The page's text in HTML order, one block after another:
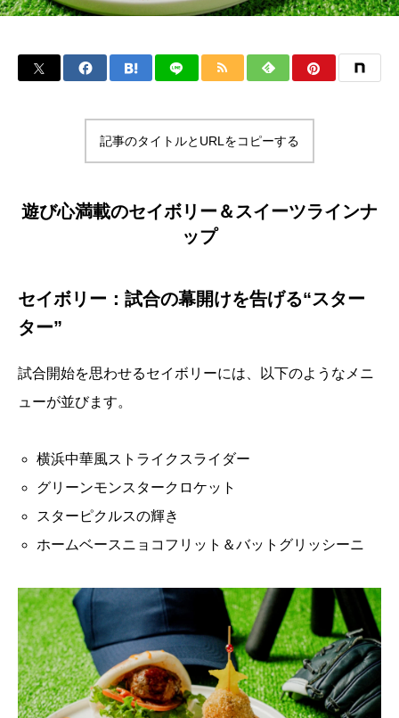
記事のタイトルとURLをコピーする
遊び心満載のセイボリー＆スイーツラインナ
ップ
セイボリー：試合の幕開けを告げる“スター
ター”
試合開始を思わせるセイボリーには、以下のようなメニ
ューが並びます。
横浜中華風ストライクスライダー
グリーンモンスタークロケット
スターピクルスの輝き
ホームベースニョコフリット＆バットグリッシーニ